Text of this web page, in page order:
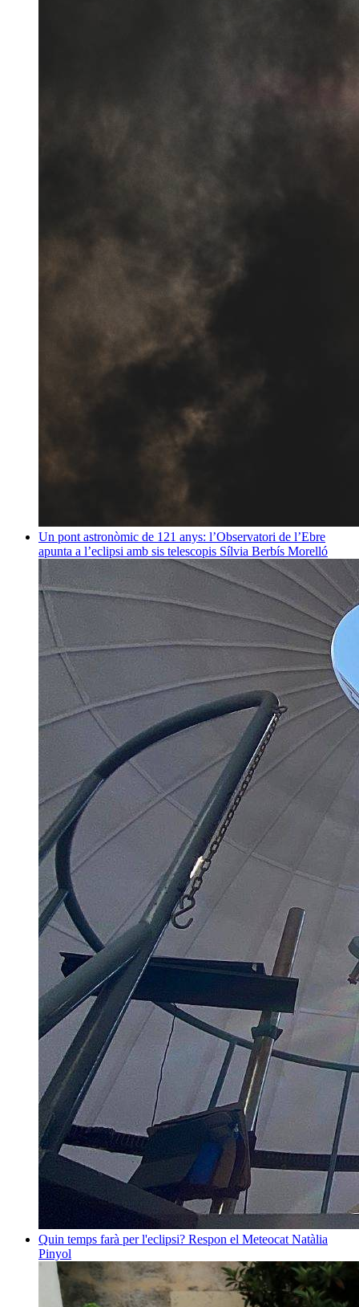
Un pont astronòmic de 121 anys: l’Observatori de l’Ebre
apunta a l’eclipsi amb sis telescopis Sílvia Berbís Morelló
Quin temps farà per l'eclipsi? Respon el Meteocat Natàlia
Pinyol